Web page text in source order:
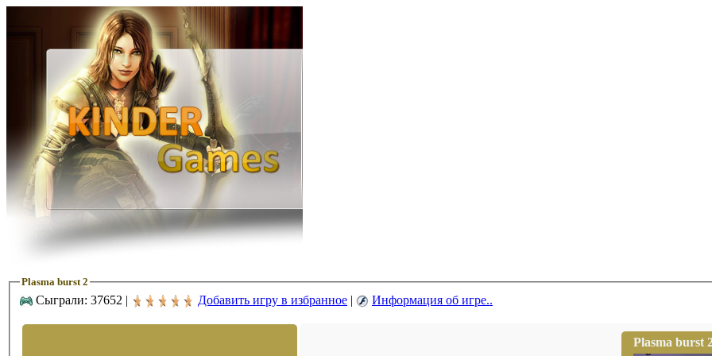
Plasma burst 2
Сыграли: 37652 | Добавить игру в избранное | Информация об игре..
Plasma burst